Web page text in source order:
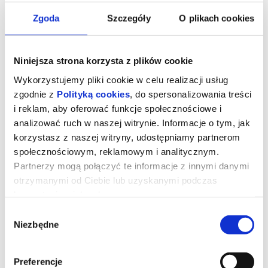
Zgoda Szczegóły O plikach cookies
Niniejsza strona korzysta z plików cookie
Wykorzystujemy pliki cookie w celu realizacji usług
zgodnie z Polityką cookies , do spersonalizowania treści
i reklam, aby oferować funkcje społecznościowe i
analizować ruch w naszej witrynie. Informacje o tym, jak
korzystasz z naszej witryny, udostępniamy partnerom
społecznościowym, reklamowym i analitycznym.
Partnerzy mogą połączyć te informacje z innymi danymi
otrzymanymi od Ciebie lub uzyskanymi podczas
zgody
Niezbędne
Preferencje
KRYZYS ZŁOTEGO WIEKU
21.11.2026, Reszel
MAMO! PAPIER SIĘ KOŃCZY!
22.11.2026, Sokołów Małopolski
POLSKA NOC KABARETOWA
JARAM SIĘ
kup bilet